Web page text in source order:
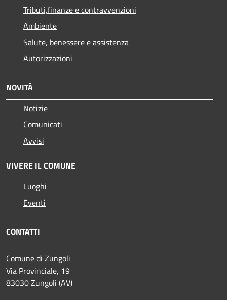
Tributi,finanze e contravvenzioni
Ambiente
Salute, benessere e assistenza
Autorizzazioni
NOVITÀ
Notizie
Comunicati
Avvisi
VIVERE IL COMUNE
Luoghi
Eventi
CONTATTI
Comune di Zungoli
Via Provinciale, 19
83030 Zungoli (AV)